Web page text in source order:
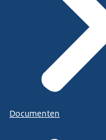
Documenten